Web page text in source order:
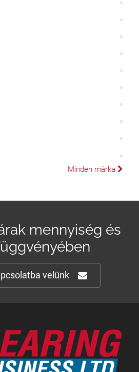
Minden márka
mennyiség és
velünk